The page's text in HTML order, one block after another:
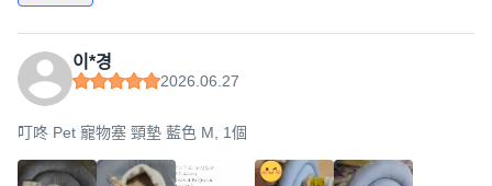
이*경
2026.06.27
叮咚 Pet 寵物塞 頸墊 藍色 M, 1個